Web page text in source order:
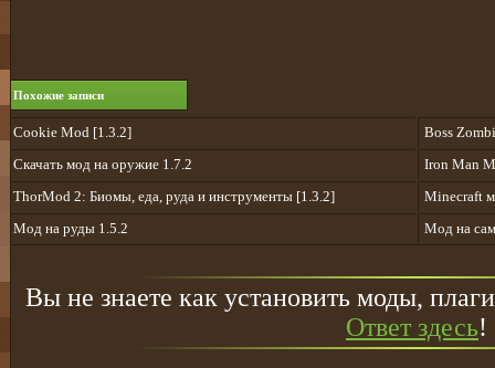
Похожие записи
Cookie Mod [1.3.2]
Boss
Скачать мод на оружие 1.7.2
Iron Man
ThorMod 2: Биомы, еда, руда и инструменты [1.3.2]
Minecraft
Мод на руды 1.5.2
Мод на
Вы не знаете как установить моды,
Ответ здесь!